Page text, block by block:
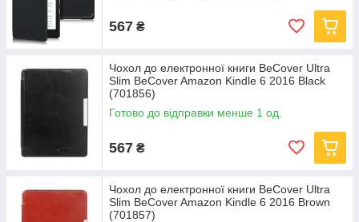
567 ₴
Чохол до електронної книги BeCover Ultra
Slim BeCover Amazon Kindle 6 2016 Black
(701856)
Готово до відправки менше 1 од.
567 ₴
Чохол до електронної книги BeCover Ultra
Slim BeCover Amazon Kindle 6 2016 Brown
(701857)